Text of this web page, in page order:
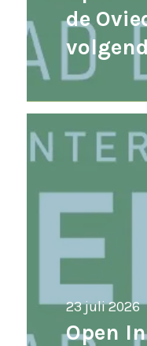
de
23 juli 2026
Open